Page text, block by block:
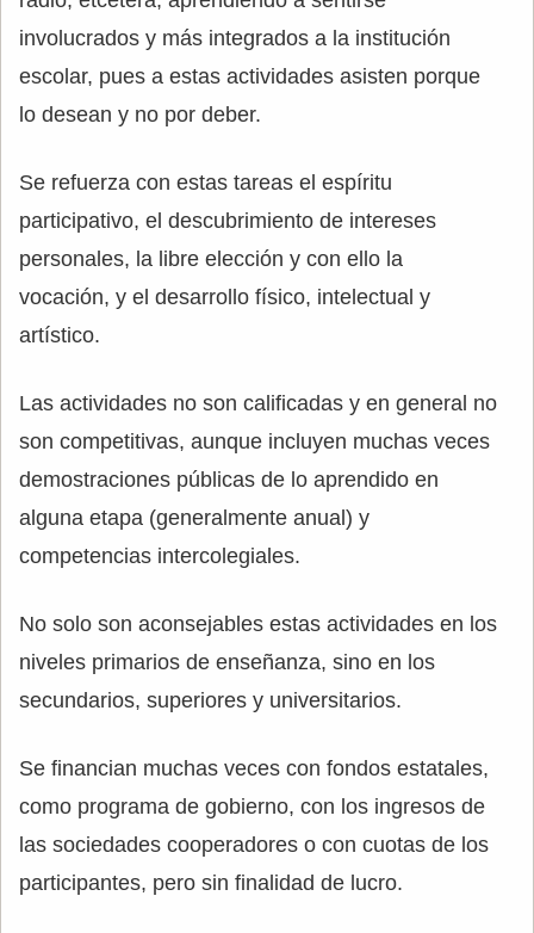
involucrados y más integrados a la institución
escolar, pues a estas actividades asisten porque
lo desean y no por deber.
Se refuerza con estas tareas el espíritu
participativo, el descubrimiento de intereses
personales, la libre elección y con ello la
vocación, y el desarrollo físico, intelectual y
artístico.
Las actividades no son calificadas y en general no
son competitivas, aunque incluyen muchas veces
demostraciones públicas de lo aprendido en
alguna etapa (generalmente anual) y
competencias intercolegiales.
No solo son aconsejables estas actividades en los
niveles primarios de enseñanza, sino en los
secundarios, superiores y universitarios.
Se financian muchas veces con fondos estatales,
como programa de gobierno, con los ingresos de
las sociedades cooperadores o con cuotas de los
participantes, pero sin finalidad de lucro.